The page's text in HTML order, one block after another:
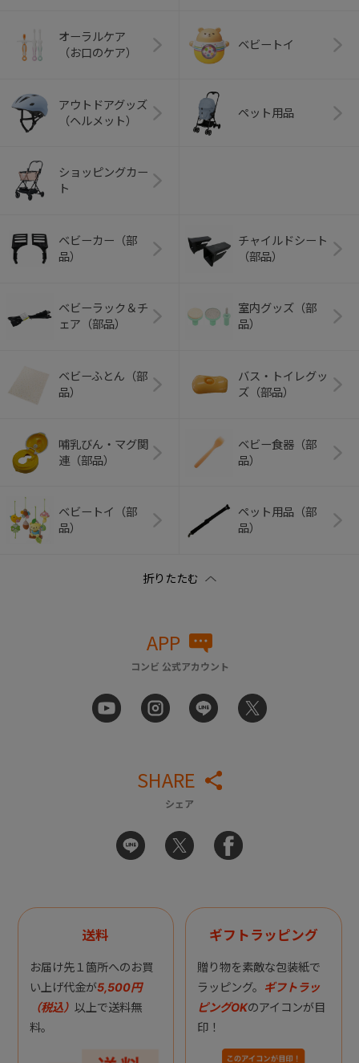
オーラルケア
（お口のケア）
ベビートイ
アウトドアグッズ
（ヘルメット）
ペット用品
ショッピングカー
ト
ベビーカー（部
品）
チャイルドシート
（部品）
ベビーラック＆チ
ェア（部品）
室内グッズ（部
品）
ベビーふとん（部
品）
バス・トイレグッ
ズ（部品）
哺乳びん・マグ関
連（部品）
ベビー食器（部
品）
ベビートイ（部
品）
ペット用品（部
品）
APP
コンビ 公式アカウント
SHARE
シェア
送料
お届け先１箇所へのお買
い上げ代金が5,500円
（税込） 以上で送料無
料。
ギフトラッピング
贈り物を素敵な包装紙で
ラッピング。 ギフトラッ
ピングOKのアイコンが目
印！